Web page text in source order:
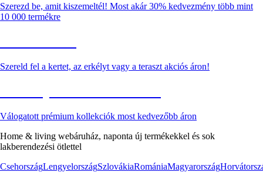
Szerezd be, amit kiszemeltél! Most akár 30% kedvezmény több mint
10 000 termékre
Szereld fel a kertet, az erkélyt vagy a teraszt akciós áron!
Válogatott prémium kollekciók most kedvezőbb áron
Home & living webáruház, naponta új termékekkel és sok
lakberendezési ötlettel
CsehországLengyelországSzlovákiaRomániaMagyarország